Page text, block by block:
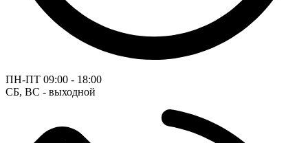
ПН-ПТ 09:00 - 18:00
СБ, ВС - выходной